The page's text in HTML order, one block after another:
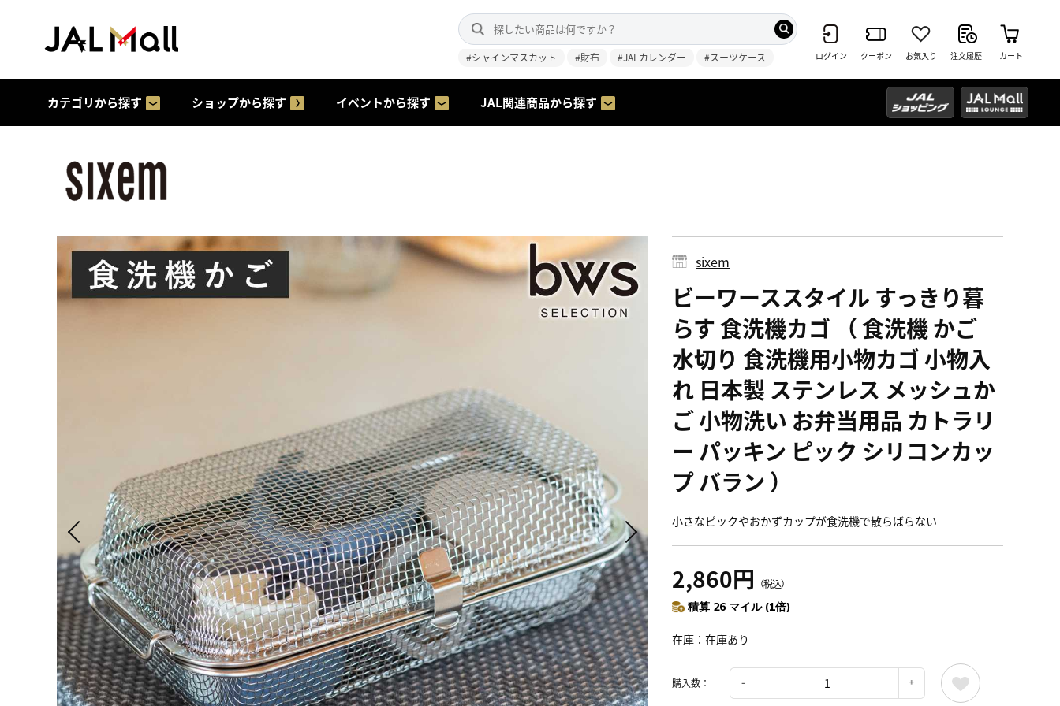
#シャインマスカット #財布 #JALカレンダー #スーツケース ログイン クーポン お気入り 注文履歴 カート
カテゴリから探す ショップから探す イベントから探す JAL関連商品から探す
sixem
ビーワーススタイル すっきり暮
らす 食洗機カゴ （ 食洗機 かご
水切り 食洗機用小物カゴ 小物入
れ 日本製 ステンレス メッシュか
ご 小物洗い お弁当用品 カトラリ
ー パッキン ピック シリコンカッ
プ バラン ）
小さなピックやおかずカップが食洗機で散らばらない
2,860円 （税込）
積算 26 マイル (1倍)
在庫 在庫あり
購入数：